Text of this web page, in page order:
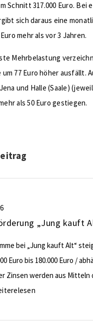
Schnitt 317.000 Euro. Bei
sich daraus eine
mehr als vor 3 Jahren.
Mehrbelastung
77 Euro höher ausfällt.
und Halle (Saale)
als 50 Euro gestiegen.
bei „Jung kauft Alt“
Euro bis 180.000 Euro /
Zinsen werden aus Mitteln
Heutiger Zins bei 0,53
verpflichten sich zu